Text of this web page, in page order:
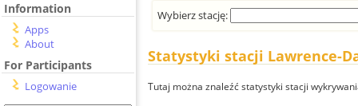
Information
Apps
About
For Participants
Logowanie
Wybierz stację:
Statystyki stacji Lawrence-
Tutaj można znaleźć statystyki stacji